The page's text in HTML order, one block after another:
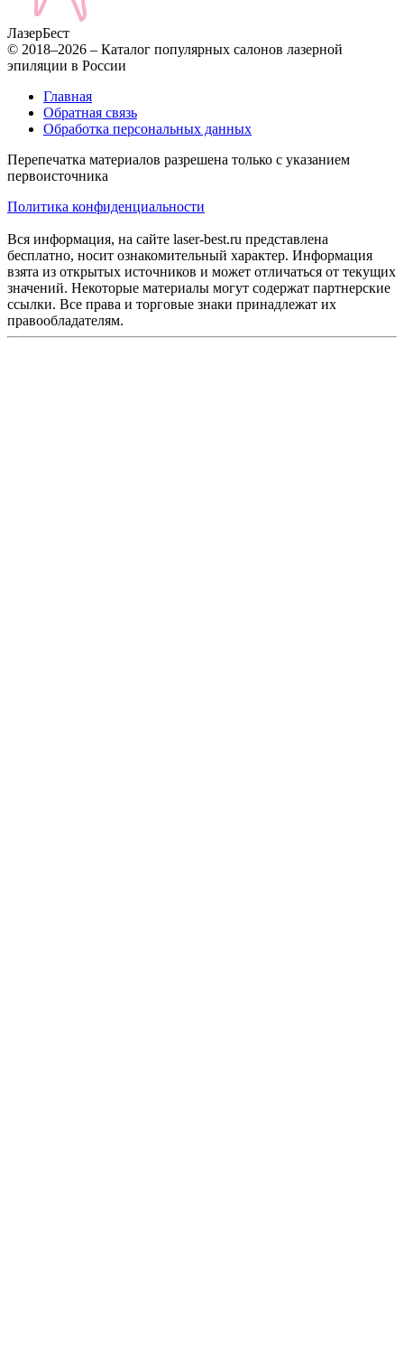
ЛазерБест
© 2018–2026 – Каталог популярных салонов лазерной
эпиляции в России
Главная
Обратная связь
Обработка персональных данных
Перепечатка материалов разрешена только с указанием
первоисточника
Политика конфиденциальности
Вся информация, на сайте laser-best.ru представлена
бесплатно, носит ознакомительный характер. Информация
взята из открытых источников и может отличаться от текущих
значений. Некоторые материалы могут содержат партнерские
ссылки. Все права и торговые знаки принадлежат их
правообладателям.